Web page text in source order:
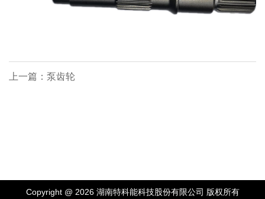
上一篇：泵齿轮
Copyright @ 2026 湖南特科能科技股份有限公司 版权所有